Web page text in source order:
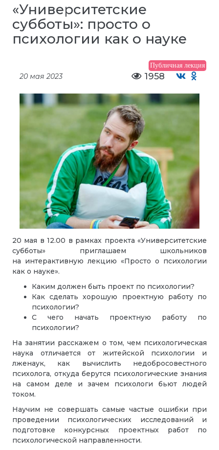
«Университетские
субботы»: просто о
психологии как о науке
Публичная лекция
20 мая 2023 1958
20 мая в 12.00 в рамках проекта «Университетские
субботы» приглашаем школьников
на интерактивную лекцию «Просто о психологии
как о науке».
Каким должен быть проект по психологии?
Как сделать хорошую проектную работу по
психологии?
С чего начать проектную работу по
психологии?
На занятии расскажем о том, чем психологическая
наука отличается от житейской психологии и
лженаук, как вычислить недобросовестного
психолога, откуда берутся психологические знания
на самом деле и зачем психологи бьют людей
током.
Научим не совершать самые частые ошибки при
проведении психологических исследований и
подготовке конкурсных проектных работ по
психологической направленности.